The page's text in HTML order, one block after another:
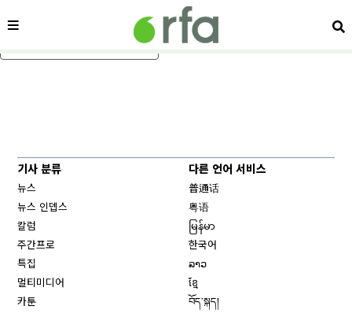
메인 콘텐츠로 건너뛰기
메뉴 검
기사 분류
뉴스
뉴스 인뎁스
칼럼
주간프로
특집
멀티미디어
카툰
다른 언어 서비스
普通话
粤语
မြန်မာ
한국어
ລາວ
ខ្មែ
བོད་སྐད།